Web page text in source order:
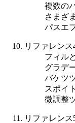
複数の
さまざ
パスエ
リファレン
フィル
グラデ
バケツ
スポイ
微調整
リファレン